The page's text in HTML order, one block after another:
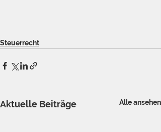
Steuerrecht
Aktuelle Beiträge Alle ansehen